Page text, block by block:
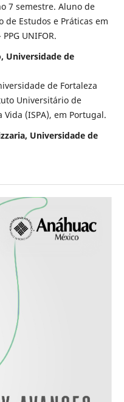
7 semestre. Aluno de
Estudos e Práticas em
UNIFOR.
Universidade de
de Fortaleza
Universitário de
Vida (ISPA), em Portugal.
Universidade de